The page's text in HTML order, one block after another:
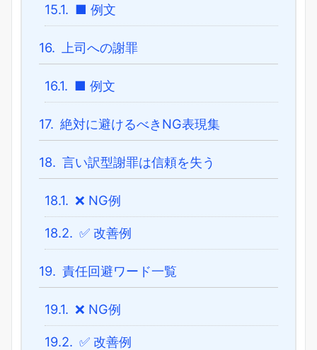
15.1. ■ 例文
16. 上司への謝罪
16.1. ■ 例文
17. 絶対に避けるべきNG表現集
18. 言い訳型謝罪は信頼を失う
18.1. ❌ NG例
18.2. ✅ 改善例
19. 責任回避ワード一覧
19.1. ❌ NG例
19.2. ✅ 改善例